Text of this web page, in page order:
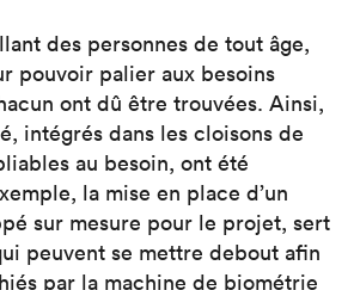
des personnes de tout âge,
pouvoir palier aux besoins
ont dû être trouvées. Ainsi,
intégrés dans les cloisons de
au besoin, ont été
la mise en place d’un
sur mesure pour le projet, sert
peuvent se mettre debout afin
par la machine de biométrie